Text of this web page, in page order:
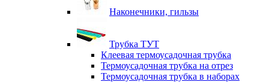
Наконечники, гильзы
Трубка ТУТ
Клеевая термоусадочная трубка
Термоусадочная трубка на отрез
Термоусадочная трубка в наборах